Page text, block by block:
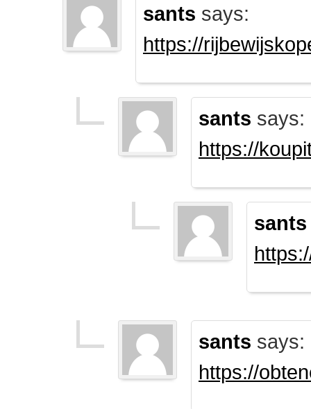
sants says:
https://
sants says:
https://
sants
sants says:
https://